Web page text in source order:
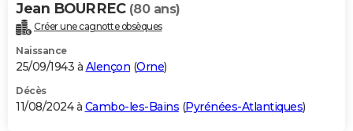
Bricolage
Lifestyle
Culture
Sport
Auto
Television
Voyage
Cinema
Jean BOURREC (80 ans)
Créer une cagnotte obsèques
Naissance
25/09/1943 à Alençon (Orne)
Décès
11/08/2024 à Cambo-les-Bains (Pyrénées-Atlantiques)